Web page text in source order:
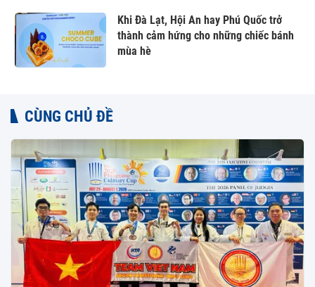
Khi Đà Lạt, Hội An hay Phú Quốc trở
thành cảm hứng cho những chiếc bánh
mùa hè
CÙNG CHỦ ĐỀ